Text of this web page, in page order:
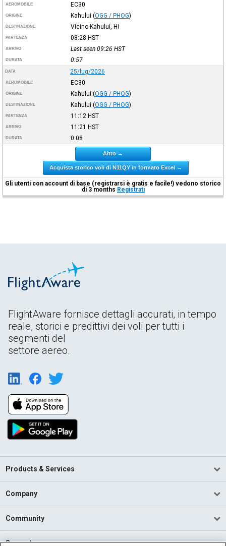
AEROMOBILE EC30
ORIGINE Kahului (OGG / PHOG)
DESTINAZIONE Vicino Kahului, HI
PARTENZA 08:28 HST
ARRIVO Last seen 09:26 HST
DURATA 0:57
DATA 25/lug/2026
AEROMOBILE EC30
ORIGINE Kahului (OGG / PHOG)
DESTINAZIONE Kahului (OGG / PHOG)
PARTENZA 11:12 HST
ARRIVO 11:21 HST
DURATA 0:08
Altro →
Acquista storico voli di N11QY in formato Excel →
Gli utenti con account di base (registrarsi è gratis e facile!) vedono storico
di 3 months Registrati
FlightAware fornisce dettagli accurati, in tempo
reale, storici e predittivi dei voli per tutti i
segmenti del
settore aereo.
Products & Services
Company
Community
Support